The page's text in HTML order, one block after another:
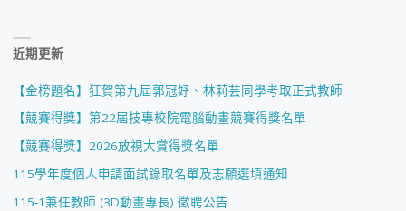
近期更新
【金榜題名】狂賀第九屆郭冠妤、林莉芸同學考取正式教師
【競賽得獎】第22屆技專校院電腦動畫競賽得獎名單
【競賽得獎】2026放視大賞得獎名單
115學年度個人申請面試錄取名單及志願選填通知
115-1兼任教師 (3D動畫專長) 徵聘公告